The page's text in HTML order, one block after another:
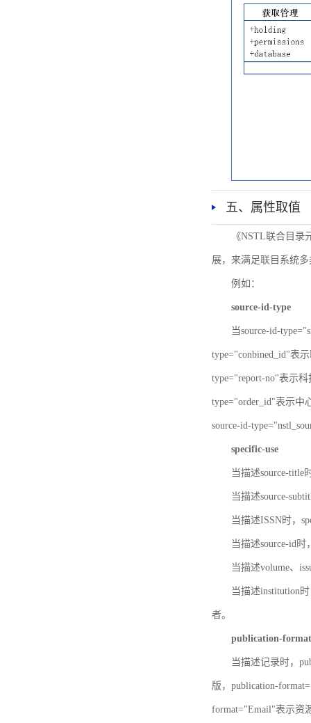
五、属性取值
《NSTL联合目
展，来满足联目系统
例如：
source-id-type
当source-id-
type="conbined_id"表
type="report-no"表示
type="order_id"表示中
source-id-
specific-use
当描述source-title
当描述source-
当描述ISSN时，
当描述source-id
当描述volume、
当描述institution
者。
publication-format
当描述记录时，
版，publication-
format="Email"表示资